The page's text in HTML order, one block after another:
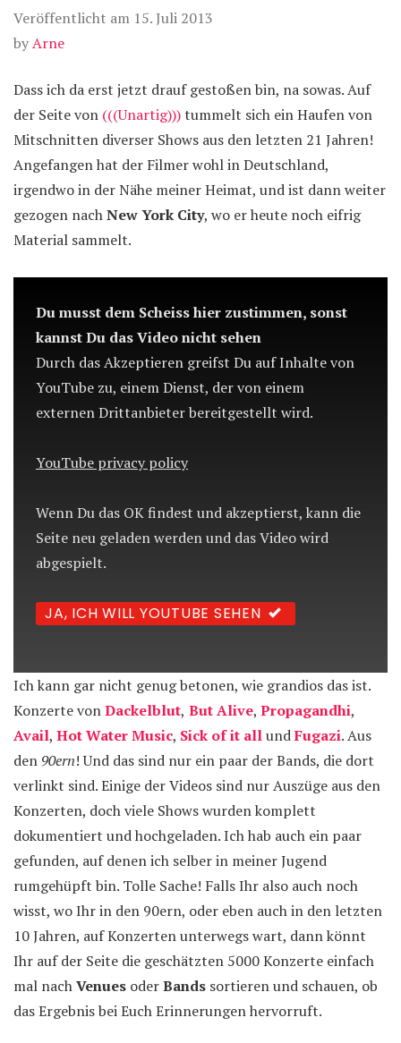
Veröffentlicht am 15. Juli 2013
byArne
Dass ich da erst jetzt drauf gestoßen bin, na sowas. Auf
der Seite von (((Unartig)))tummelt sich ein Haufen von
Mitschnitten diverser Shows aus den letzten 21 Jahren!
Angefangen hat der Filmer wohl in Deutschland,
irgendwo in der Nähe meiner Heimat, und ist dann weiter
gezogen nachNew York City, wo er heute noch eifrig
Material sammelt.
Du musst dem Scheiss hier zustimmen, sonst
kannst Du das Video nicht sehen
Durch das Akzeptieren greifst Du auf Inhalte von
YouTube zu, einem Dienst, der von einem
externen Drittanbieter bereitgestellt wird.
YouTube privacy policy
Wenn Du das OK findest und akzeptierst, kann die
Seite neu geladen werden und das Video wird
abgespielt.
JA, ICH WILL YOUTUBE SEHEN
Ich kann gar nicht genug betonen, wie grandios das ist.
Konzerte vonDackelblut, But Alive, Propagandhi,
Avail, Hot Water Music, Sick of it allundFugazi. Aus
den 90ern! Und das sind nur ein paar der Bands, die dort
verlinkt sind. Einige der Videos sind nur Auszüge aus den
Konzerten, doch viele Shows wurden komplett
dokumentiert und hochgeladen. Ich hab auch ein paar
gefunden, auf denen ich selber in meiner Jugend
rumgehüpft bin. Tolle Sache! Falls Ihr also auch noch
wisst, wo Ihr in den 90ern, oder eben auch in den letzten
10 Jahren, auf Konzerten unterwegs wart, dann könnt
Ihr auf der Seite die geschätzten 5000 Konzerte einfach
mal nachVenues oderBands sortieren und schauen, ob
das Ergebnis bei Euch Erinnerungen hervorruft.